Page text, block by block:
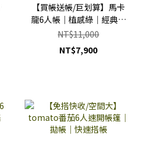
【買帳送帳/巨划算】馬卡
龍6人帳｜植感綠｜經典時
尚| 買就送墨客2專用外帳
NT$11,000
NT$7,900